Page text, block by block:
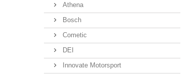
Athena
Bosch
Cometic
DEI
Innovate Motorsport